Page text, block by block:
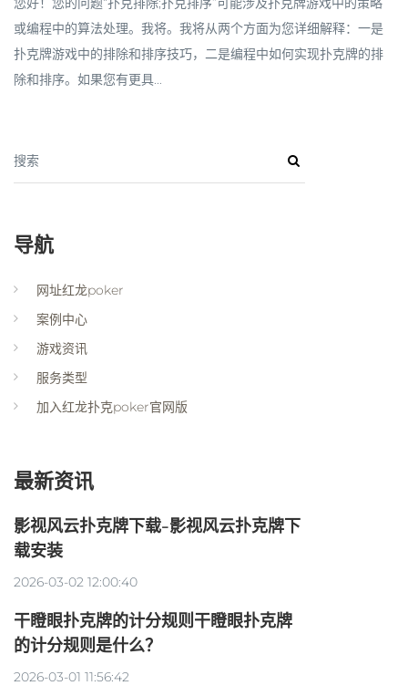
或编程中的算法处理。我将。我将从两个方面为您详细解释：一是
扑克牌游戏中的排除和排序技巧，二是编程中如何实现扑克牌的排
除和排序。如果您有更具...
搜索
导航
网址红龙poker
案例中心
游戏资讯
服务类型
加入红龙扑克poker官网版
最新资讯
影视风云扑克牌下载-影视风云扑克牌下
载安装
2026-03-02 12:00:40
干瞪眼扑克牌的计分规则干瞪眼扑克牌
的计分规则是什么？
2026-03-01 11:56:42